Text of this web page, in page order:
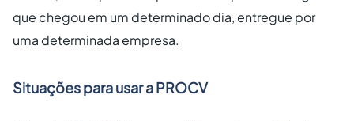
que chegou em um determinado dia, entregue por
uma determinada empresa.
Situações para usar a PROCV